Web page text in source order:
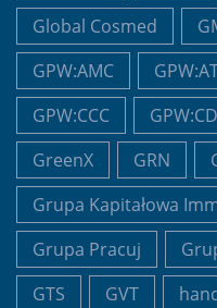
Global Cosmed
GPW:AMC
GPW:CCC
GreenX
GRN
Grupa Kapitałowa
Grupa Pracuj
GTS
GVT